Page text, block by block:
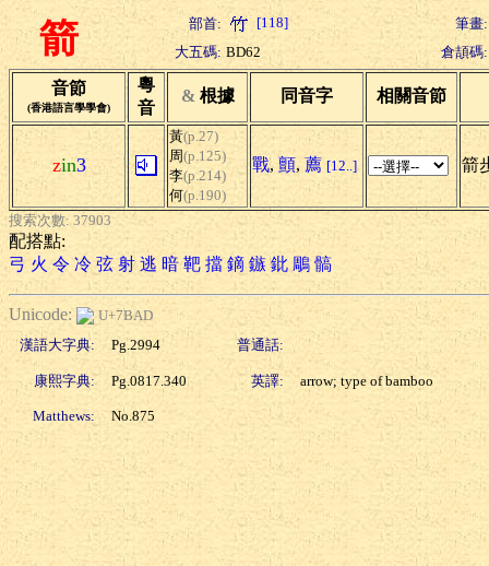
箭 部首: [118]
筆畫:
大五碼: BD62 倉頡碼:
音節
(香港語言學學會)
粵
音
& 根據 同音字 相關音節
zin3
黃(p.27)
周(p.125)
李(p.214)
何(p.190)
戰, 顫, 薦 [12..] 箭
搜索次數: 37903
配搭點:
弓 火 令 冷 弦 射 逃 暗 靶 擋 鏑 鏃 鈚 鵰 髇
Unicode:
U+7BAD
漢語大字典:
Pg.2994 普通話:
康熙字典: Pg.0817.340 英譯: arrow; type of bamboo
Matthews: No.875